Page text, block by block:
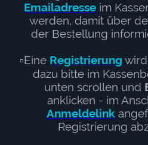
Emailadresseim
werden, damit über
der Bestellung
▫️Eine Registrierung
dazu bitte im
unten scrollen und
anklicken - im
Anmeldelink
Registrierung